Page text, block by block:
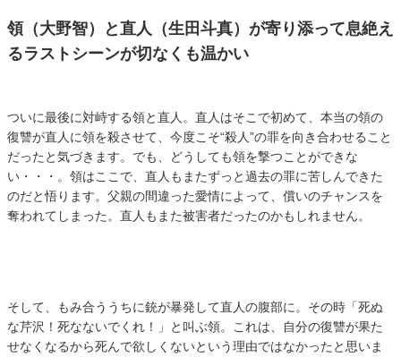
領（大野智）と直人（生田斗真）が寄り添って息絶え
るラストシーンが切なくも温かい
ついに最後に対峙する領と直人。直人はそこで初めて、本当の領の
復讐が直人に領を殺させて、今度こそ“殺人”の罪を向き合わせること
だったと気づきます。でも、どうしても領を撃つことができな
い・・・。領はここで、直人もまたずっと過去の罪に苦しんできた
のだと悟ります。父親の間違った愛情によって、償いのチャンスを
奪われてしまった。直人もまた被害者だったのかもしれません。
そして、もみ合ううちに銃が暴発して直人の腹部に。その時「死ぬ
な芹沢！死なないでくれ！」と叫ぶ領。これは、自分の復讐が果た
せなくなるから死んで欲しくないという理由ではなかったと思いま